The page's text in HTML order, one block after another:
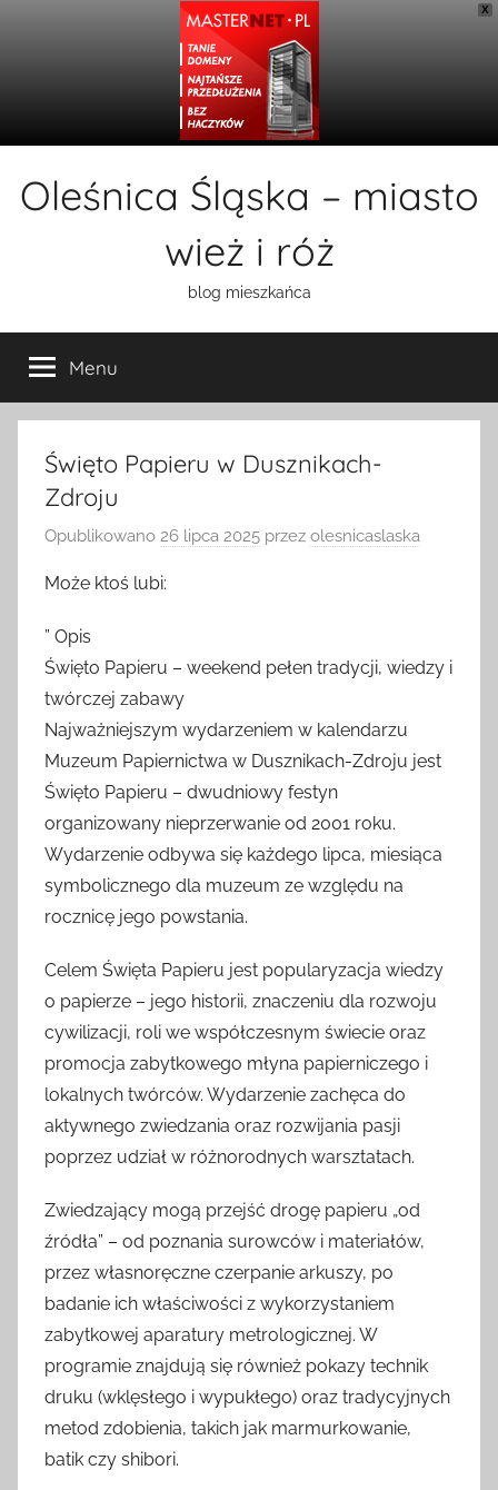
X
Oleśnica Śląska – miasto
wież i róż
blog mieszkańca
Menu
Święto Papieru w Dusznikach-
Zdroju
Opublikowano 26 lipca 2025 przez olesnicaslaska
Może ktoś lubi:
” Opis
Święto Papieru – weekend pełen tradycji, wiedzy i
twórczej zabawy
Najważniejszym wydarzeniem w kalendarzu
Muzeum Papiernictwa w Dusznikach-Zdroju jest
Święto Papieru – dwudniowy festyn
organizowany nieprzerwanie od 2001 roku.
Wydarzenie odbywa się każdego lipca, miesiąca
symbolicznego dla muzeum ze względu na
rocznicę jego powstania.
Celem Święta Papieru jest popularyzacja wiedzy
o papierze – jego historii, znaczeniu dla rozwoju
cywilizacji, roli we współczesnym świecie oraz
promocja zabytkowego młyna papierniczego i
lokalnych twórców. Wydarzenie zachęca do
aktywnego zwiedzania oraz rozwijania pasji
poprzez udział w różnorodnych warsztatach.
Zwiedzający mogą przejść drogę papieru „od
źródła” – od poznania surowców i materiałów,
przez własnoręczne czerpanie arkuszy, po
badanie ich właściwości z wykorzystaniem
zabytkowej aparatury metrologicznej. W
programie znajdują się również pokazy technik
druku (wklęsłego i wypukłego) oraz tradycyjnych
metod zdobienia, takich jak marmurkowanie,
batik czy shibori.